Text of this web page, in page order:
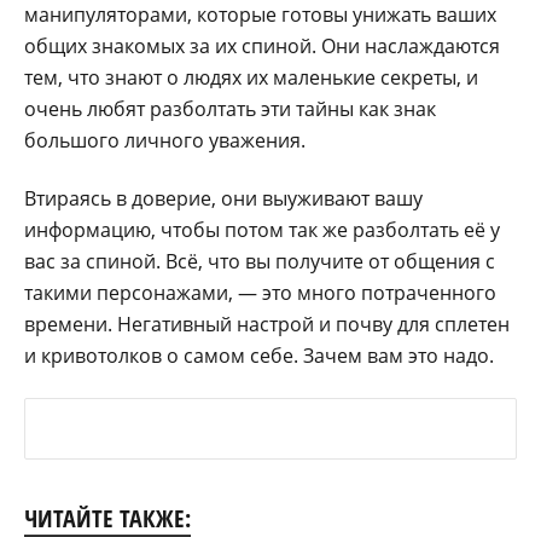
манипуляторами, которые готовы унижать ваших
общих знакомых за их спиной. Они наслаждаются
тем, что знают о людях их маленькие секреты, и
очень любят разболтать эти тайны как знак
большого личного уважения.
Втираясь в доверие, они выуживают вашу
информацию, чтобы потом так же разболтать её у
вас за спиной. Всё, что вы получите от общения с
такими персонажами, — это много потраченного
времени. Негативный настрой и почву для сплетен
и кривотолков о самом себе. Зачем вам это надо.
ЧИТАЙТЕ ТАКЖЕ: